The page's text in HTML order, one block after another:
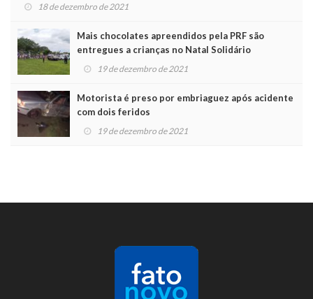
18 de dezembro de 2021
Mais chocolates apreendidos pela PRF são
entregues a crianças no Natal Solidário
19 de dezembro de 2021
Motorista é preso por embriaguez após acidente
com dois feridos
19 de dezembro de 2021